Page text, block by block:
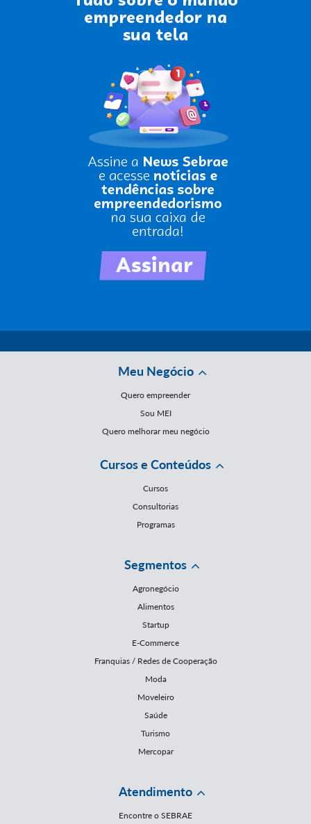
Meu Negócio
Quero empreender
Sou MEI
Quero melhorar meu negócio
Cursos e Conteúdos
Cursos
Consultorias
Programas
Segmentos
Agronegócio
Alimentos
Startup
E-Commerce
Franquias / Redes de Cooperação
Moda
Moveleiro
Saúde
Turismo
Mercopar
Atendimento
Encontre o SEBRAE